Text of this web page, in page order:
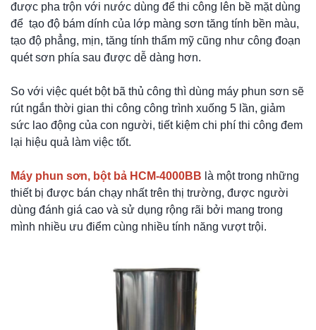
được pha trộn với nước dùng để thi công lên bề mặt dùng
để tạo độ bám dính của lớp màng sơn tăng tính bền màu,
tạo độ phẳng, mịn, tăng tính thẩm mỹ cũng như công đoạn
quét sơn phía sau được dễ dàng hơn.
So với việc quét bột bã thủ công thì dùng máy phun sơn sẽ
rút ngắn thời gian thi công công trình xuống 5 lần, giảm
sức lao động của con người, tiết kiệm chi phí thi công đem
lại hiệu quả làm việc tốt.
Máy phun sơn, bột bả HCM-4000BB là một trong những
thiết bị được bán chạy nhất trên thị trường, được người
dùng đánh giá cao và sử dụng rộng rãi bởi mang trong
mình nhiều ưu điểm cùng nhiều tính năng vượt trội.